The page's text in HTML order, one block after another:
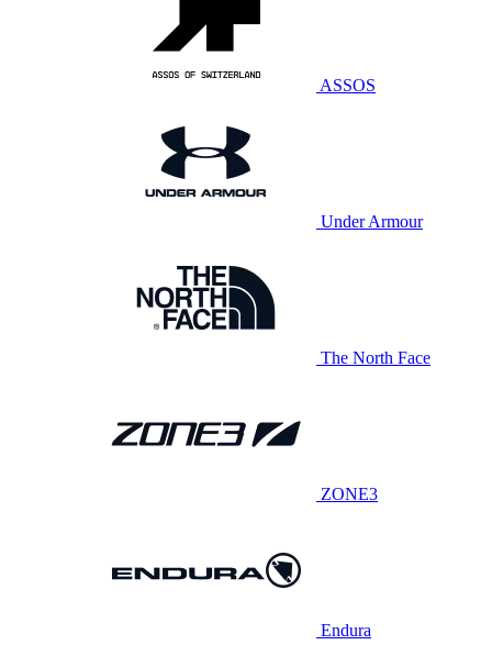
ASSOS
Under Armour
The North Face
ZONE3
Endura